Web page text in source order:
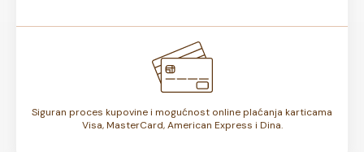
Siguran proces kupovine i mogućnost online plaćanja karticama
Visa, MasterCard, American Express i Dina.